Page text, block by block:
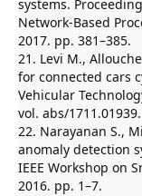
systems.
Network-Based
2017. pp. 381–385.
21. Levi M.,
for connected cars
Vehicular
vol. abs/1711.01939.
22. Narayanan S.,
anomaly detection
IEEE Workshop on
2016. pp. 1–7.